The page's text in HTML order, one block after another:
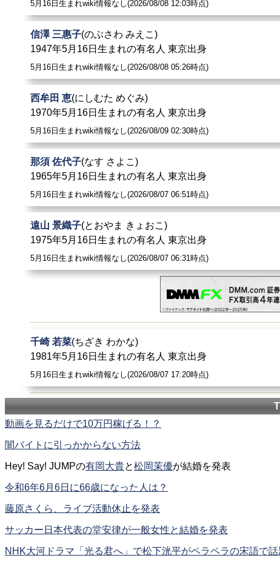
5月16日生まれwiki情報なし(2026/08/08 12:03時点)
信澤 三惠子(のぶさわ みえこ)
1947年5月16日生まれの有名人 東京出身
5月16日生まれwiki情報なし(2026/08/08 05:26時点)
西牟田 恵(にしむた めぐみ)
1970年5月16日生まれの有名人 東京出身
5月16日生まれwiki情報なし(2026/08/09 02:30時点)
那須 佐代子(なす さよこ)
1965年5月16日生まれの有名人 東京出身
5月16日生まれwiki情報なし(2026/08/07 06:51時点)
遠山 景織子(とおやま きょおこ)
1975年5月16日生まれの有名人 東京出身
5月16日生まれwiki情報なし(2026/08/07 06:31時点)
千崎 若菜(ちざき わかな)
1981年5月16日生まれの有名人 東京出身
5月16日生まれwiki情報なし(2026/08/07 17:20時点)
動画を見るだけで10万円稼げる！？
闇バイトに引っかからない方法
Hey! Say! JUMPの有岡大貴と松岡茉優が結婚を発表
令和6年6月6日に66歳になった人は？
藤原さくら、ライブ活動休止を発表
サッカー日本代表の堂安律が一般女性と結婚を発表
NHK大河ドラマ「光る君へ」で松下洸平がペラペラの宋語で話